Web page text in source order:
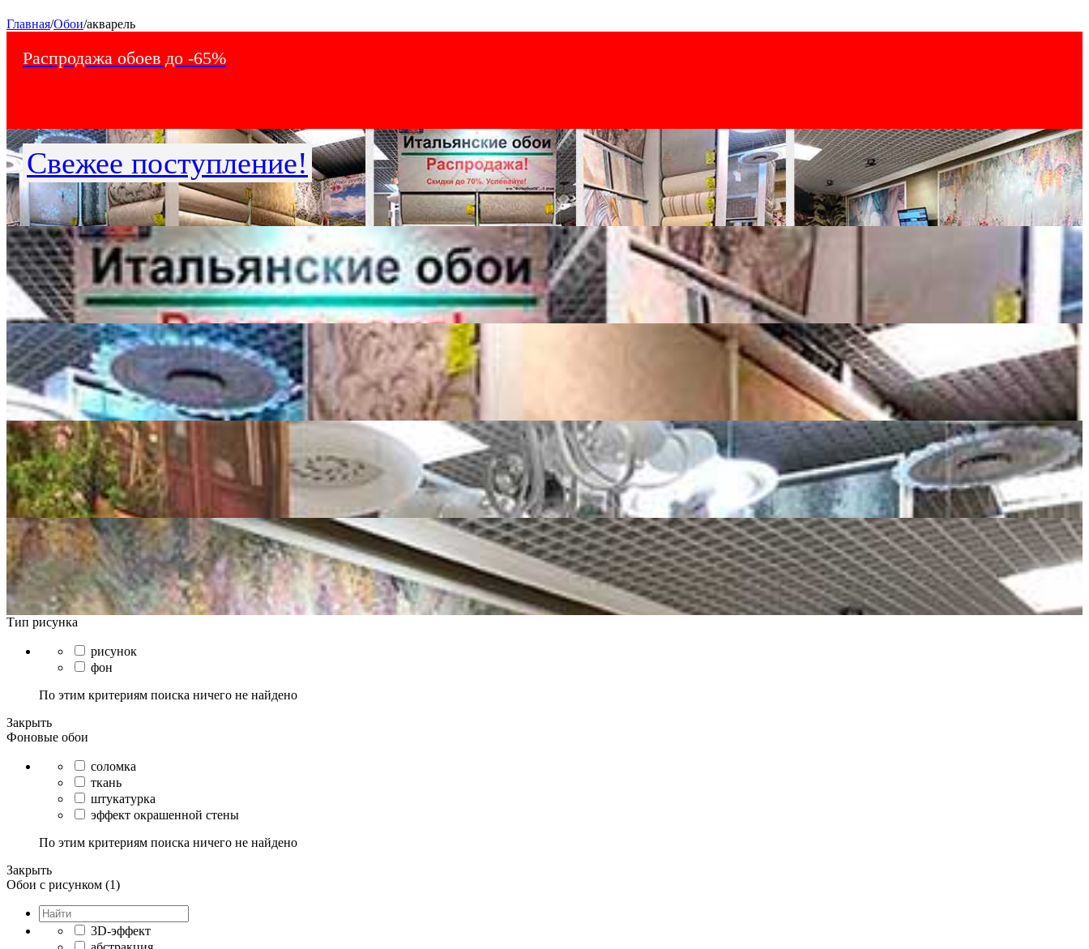
Главная/Обои/акварель
Распродажа обоев до -65%
Свежее поступление!
Тип рисунка
рисунок
фон
По этим критериям поиска ничего не найдено
Закрыть
Фоновые обои
соломка
ткань
штукатурка
эффект окрашенной стены
По этим критериям поиска ничего не найдено
Закрыть
Обои с рисунком (1)
3D-эффект